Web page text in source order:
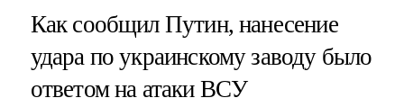
Как сообщил Путин, нанесение
удара по украинскому заводу было
ответом на атаки ВСУ